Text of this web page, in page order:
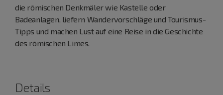
die römischen Denkmäler wie Kastelle oder
Badeanlagen, liefern Wandervorschläge und Tourismus-
Tipps und machen Lust auf eine Reise in die Geschichte
des römischen Limes.
Details